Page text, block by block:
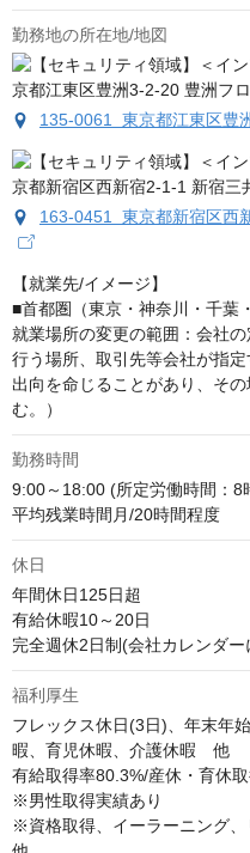
勤務地の所在地/地図
135-0061 東京都江東区豊
163-0451 東京都新宿区西
【就業先/イメージ】
■首都圏（東京・神奈川・千葉
就業場所の変更の範囲：会社
行う場所、取引先等会社が指定
出向を命じることがあり、そ
む。）
勤務時間
9:00～18:00 (所定労働時間：8
平均残業時間月/20時間程度
休日
年間休日125日超
有給休暇10～20日
完全週休2日制(会社カレンダー
福利厚生
フレックス休日(3日)、年末年
暇、育児休暇、介護休暇　他
有給取得率80.3%/産休・育休
※男性取得実績あり
※資格取得、イーラーニング